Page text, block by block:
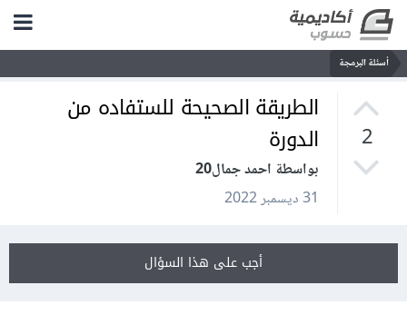
أسئلة البرمجة
2
الطريقة الصحيحة للستفاده من
الدورة
بواسطة احمد جمال20
31 ديسمبر 2022
أجب على هذا السؤال